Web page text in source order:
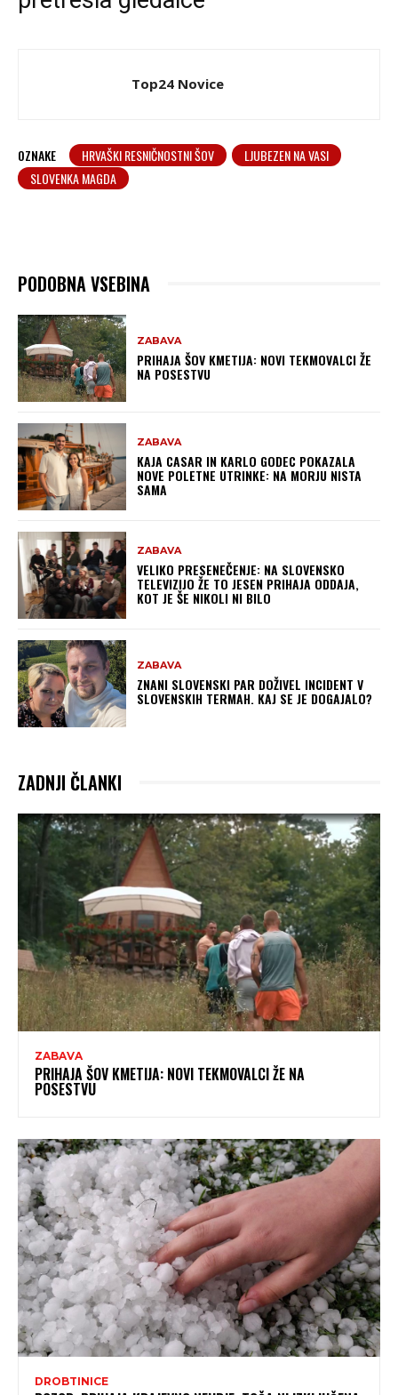
Top24 Novice
OZNAKE HRVAŠKI RESNIČNOSTNI ŠOV
LJUBEZEN NA VASI
SLOVENKA MAGDA
PODOBNA VSEBINA
ZABAVA
PRIHAJA ŠOV KMETIJA: NOVI TEKMOVALCI ŽE
NA POSESTVU
ZABAVA
KAJA CASAR IN KARLO GODEC POKAZALA
NOVE POLETNE UTRINKE: NA MORJU NISTA
SAMA
ZABAVA
VELIKO PRESENEČENJE: NA SLOVENSKO
TELEVIZIJO ŽE TO JESEN PRIHAJA ODDAJA,
KOT JE ŠE NIKOLI NI BILO
ZABAVA
ZNANI SLOVENSKI PAR DOŽIVEL INCIDENT V
SLOVENSKIH TERMAH. KAJ SE JE DOGAJALO?
ZADNJI ČLANKI
ZABAVA
PRIHAJA ŠOV KMETIJA: NOVI TEKMOVALCI ŽE NA
POSESTVU
DROBTINICE